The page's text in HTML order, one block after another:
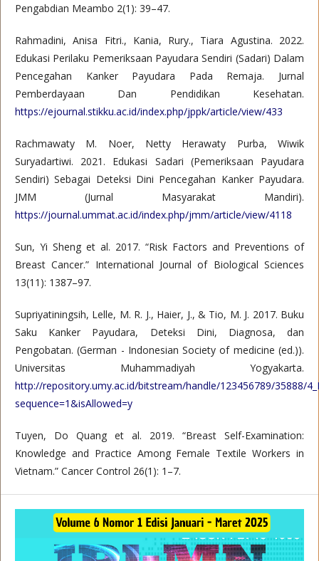
Pengabdian Meambo 2(1): 39–47.
Rahmadini, Anisa Fitri., Kania, Rury., Tiara Agustina. 2022.
Edukasi Perilaku Pemeriksaan Payudara Sendiri (Sadari) Dalam
Pencegahan Kanker Payudara Pada Remaja. Jurnal
Pemberdayaan Dan Pendidikan Kesehatan.
https://ejournal.stikku.ac.id/index.php/jppk/article/view/433
Rachmawaty M. Noer, Netty Herawaty Purba, Wiwik
Suryadartiwi. 2021. Edukasi Sadari (Pemeriksaan Payudara
Sendiri) Sebagai Deteksi Dini Pencegahan Kanker Payudara.
JMM (Jurnal Masyarakat Mandiri).
https://journal.ummat.ac.id/index.php/jmm/article/view/4118
Sun, Yi Sheng et al. 2017. “Risk Factors and Preventions of
Breast Cancer.” International Journal of Biological Sciences
13(11): 1387–97.
Supriyatiningsih, Lelle, M. R. J., Haier, J., & Tio, M. J. 2017. Buku
Saku Kanker Payudara, Deteksi Dini, Diagnosa, dan
Pengobatan. (German - Indonesian Society of medicine (ed.)).
Universitas Muhammadiyah Yogyakarta.
http://repository.umy.ac.id/bitstream/handle/123456789/35888/
sequence=1&isAllowed=y
Tuyen, Do Quang et al. 2019. “Breast Self-Examination:
Knowledge and Practice Among Female Textile Workers in
Vietnam.” Cancer Control 26(1): 1–7.